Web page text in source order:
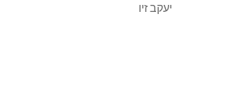
יעקב זיו